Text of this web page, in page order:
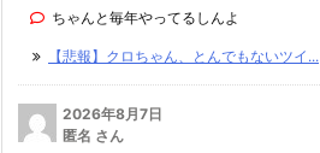
ちゃんと毎年やってるしんよ
【悲報】クロちゃん、とんでもないツイ...
2026年8月7日
匿名 さん